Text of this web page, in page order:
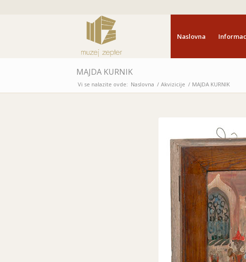
Naslovna
MAJDA KURNIK
Vi se nalazite ovde: Naslovna / Akvizicije / MAJDA KURNIK